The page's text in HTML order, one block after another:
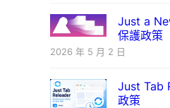
Just a
保護政策
2026 年 5 月 2 日
Just Tab
政策